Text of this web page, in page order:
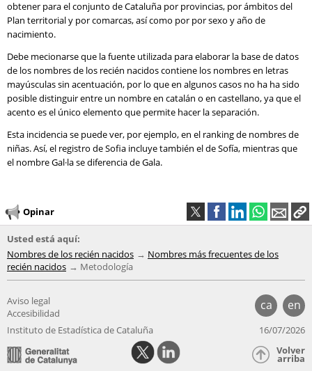
obtener para el conjunto de Cataluña por provincias, por ámbitos del
Plan territorial y por comarcas, así como por por sexo y año de
nacimiento.
Debe mecionarse que la fuente utilizada para elaborar la base de datos
de los nombres de los recién nacidos contiene los nombres en letras
mayúsculas sin acentuación, por lo que en algunos casos no ha ha sido
posible distinguir entre un nombre en catalán o en castellano, ya que el
acento es el único elemento que permite hacer la separación.
Esta incidencia se puede ver, por ejemplo, en el ranking de nombres de
niñas. Así, el registro de Sofia incluye también el de Sofía, mientras que
el nombre Gal·la se diferencia de Gala.
Opinar
Usted está aquí:
Nombres de los recién nacidos
Nombres más frecuentes de los
recién nacidos
Metodología
ca en
Aviso legal
Accesibilidad
Instituto de Estadística de Cataluña
16/07/2026
Volver
arriba